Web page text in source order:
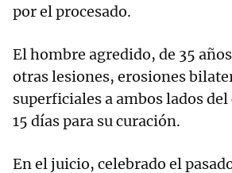
por el procesado.
El hombre agredido, de 35
otras lesiones, erosiones
superficiales a ambos lados
15 días para su curación.
En el juicio, celebrado el